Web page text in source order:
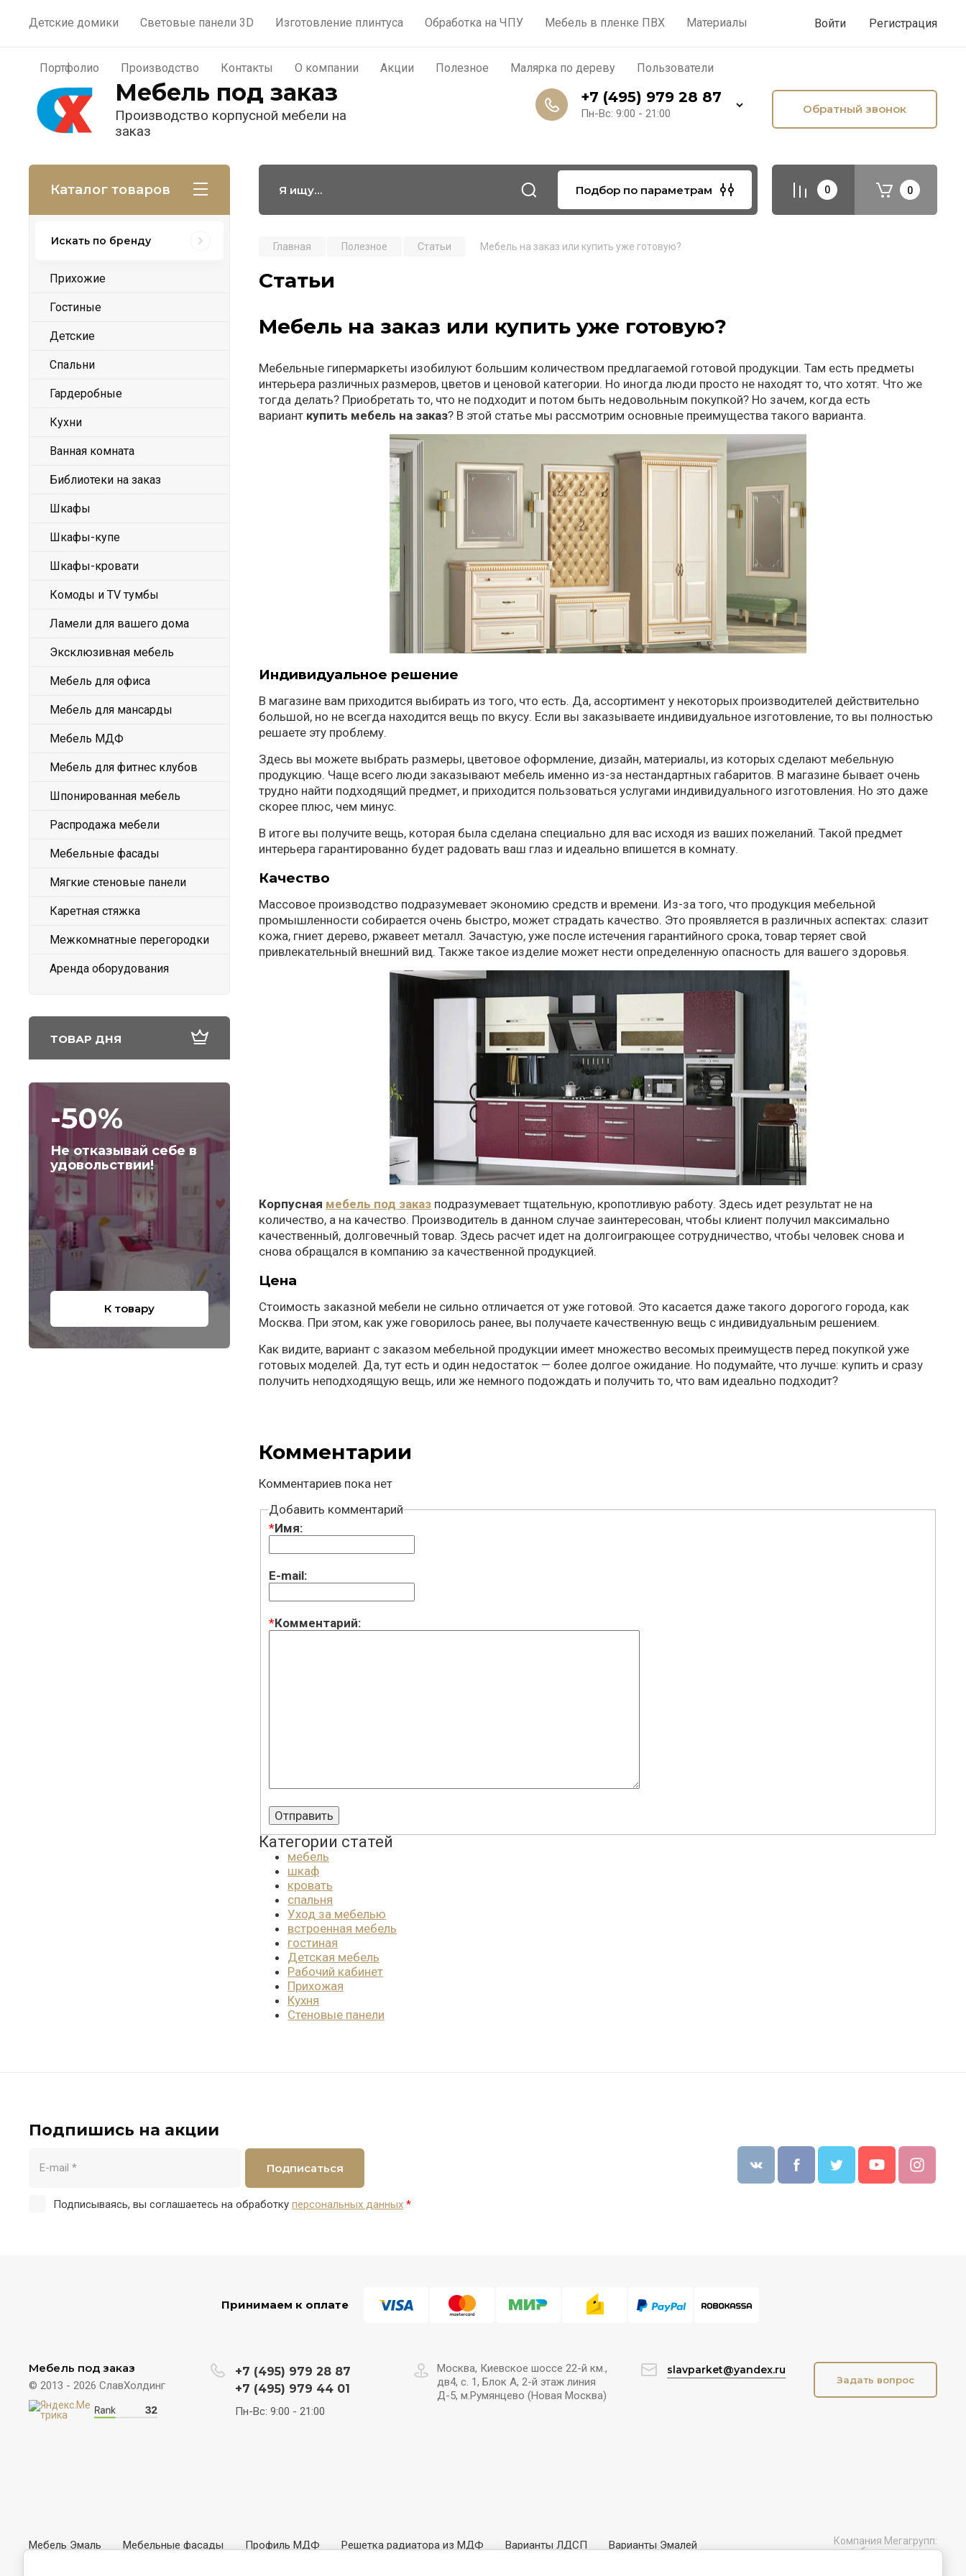
Детские домики Световые панели 3D Изготовление плинтуса Обработка на ЧПУ Мебель в пленке ПВХ Материалы
Портфолио Производство Контакты О компании Акции Полезное Малярка по дереву Пользователи
Войти Регистрация
Мебель под заказ
Производство корпусной мебели на
заказ
+7 (495) 979 28 87
Пн-Вс: 9:00 - 21:00 Обратный звонок
Материалы Портфолио Производство Контакты О компании Акции Полезное Малярка по дереву
Пользователи
Каталог товаров Подбор по параметрам 0 0
Искать по бренду
Прихожие
Гостиные
Детские
Спальни
Гардеробные
Кухни
Ванная комната
Библиотеки на заказ
Шкафы
Шкафы-купе
Шкафы-кровати
Комоды и TV тумбы
Ламели для вашего дома
Эксклюзивная мебель
Мебель для офиса
Мебель для мансарды
Мебель МДФ
Мебель для фитнес клубов
Шпонированная мебель
Распродажа мебели
Мебельные фасады
Мягкие стеновые панели
Каретная стяжка
Межкомнатные перегородки
Аренда оборудования
ТОВАР ДНЯ
-50%
Не отказывай себе в
удовольствии!
К товару
Главная Полезное Статьи Мебель на заказ или купить уже готовую?
Статьи
Мебель на заказ или купить уже готовую?
Мебельные гипермаркеты изобилуют большим количеством предлагаемой готовой продукции. Там есть предметы
интерьера различных размеров, цветов и ценовой категории. Но иногда люди просто не находят то, что хотят. Что же
тогда делать? Приобретать то, что не подходит и потом быть недовольным покупкой? Но зачем, когда есть
вариант купить мебель на заказ? В этой статье мы рассмотрим основные преимущества такого варианта.
Индивидуальное решение
В магазине вам приходится выбирать из того, что есть. Да, ассортимент у некоторых производителей действительно
большой, но не всегда находится вещь по вкусу. Если вы заказываете индивидуальное изготовление, то вы полностью
решаете эту проблему.
Здесь вы можете выбрать размеры, цветовое оформление, дизайн, материалы, из которых сделают мебельную
продукцию. Чаще всего люди заказывают мебель именно из-за нестандартных габаритов. В магазине бывает очень
трудно найти подходящий предмет, и приходится пользоваться услугами индивидуального изготовления. Но это даже
скорее плюс, чем минус.
В итоге вы получите вещь, которая была сделана специально для вас исходя из ваших пожеланий. Такой предмет
интерьера гарантированно будет радовать ваш глаз и идеально впишется в комнату.
Качество
Массовое производство подразумевает экономию средств и времени. Из-за того, что продукция мебельной
промышленности собирается очень быстро, может страдать качество. Это проявляется в различных аспектах: слазит
кожа, гниет дерево, ржавеет металл. Зачастую, уже после истечения гарантийного срока, товар теряет свой
привлекательный внешний вид. Также такое изделие может нести определенную опасность для вашего здоровья.
Корпусная мебель под заказ подразумевает тщательную, кропотливую работу. Здесь идет результат не на
количество, а на качество. Производитель в данном случае заинтересован, чтобы клиент получил максимально
качественный, долговечный товар. Здесь расчет идет на долгоиграющее сотрудничество, чтобы человек снова и
снова обращался в компанию за качественной продукцией.
Цена
Стоимость заказной мебели не сильно отличается от уже готовой. Это касается даже такого дорогого города, как
Москва. При этом, как уже говорилось ранее, вы получаете качественную вещь с индивидуальным решением.
Как видите, вариант с заказом мебельной продукции имеет множество весомых преимуществ перед покупкой уже
готовых моделей. Да, тут есть и один недостаток — более долгое ожидание. Но подумайте, что лучше: купить и сразу
получить неподходящую вещь, или же немного подождать и получить то, что вам идеально подходит?
Комментарии
Комментариев пока нет
Добавить комментарий
*Имя:
E-mail:
*Комментарий:
Категории статей
мебель
шкаф
кровать
спальня
Уход за мебелью
встроенная мебель
гостиная
Детская мебель
Рабочий кабинет
Прихожая
Кухня
Стеновые панели
Подпишись на акции
Подписываясь, вы соглашаетесь на обработку персональных данных *
Подписаться
Принимаем к оплате
Мебель под заказ
© 2013 - 2026 СлавХолдинг
+7 (495) 979 28 87
+7 (495) 979 44 01
Пн-Вс: 9:00 - 21:00
Москва, Киевское шоссе 22-й км.,
дв4, с. 1, Блок А, 2-й этаж линия
Д-5, м.Румянцево (Новая Москва)
slavparket@yandex.ru
Задать вопрос
Мебель Эмаль Мебельные фасады Профиль МДФ Решетка радиатора из МДФ Варианты ЛДСП
Варианты Эмалей
Компания Мегагрупп:
разработка интернет-